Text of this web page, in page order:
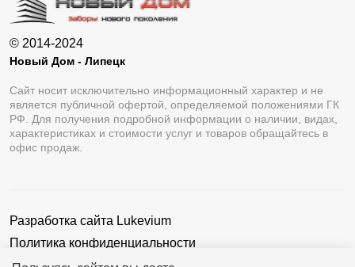
© 2014-2024
Новый Дом - Липецк
Сайт носит исключительно информационный характер и не
является публичной офертой, определяемой положениями ГК
РФ. Для получения подробной информации о наличии, видах,
характеристиках и стоимости услуг и товаров обращайтесь в
офис продаж.
Разработка сайта Lukevium
Политика конфиденциальности
Пользовательское соглашение